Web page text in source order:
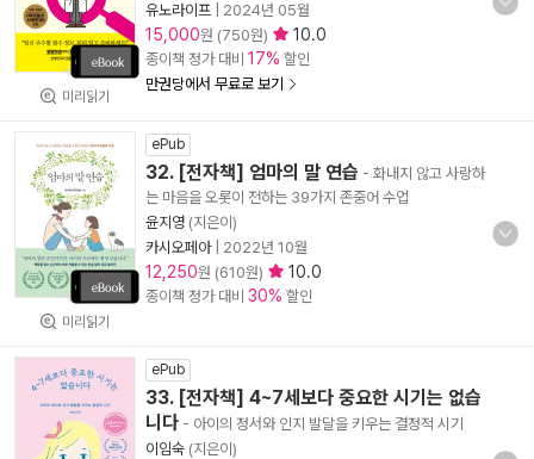
미리읽기
유노라이프
2024년 05월
15,000원 (750원) 10.0
종이책 정가 대비 17% 할인
만권당에서 무료로 보기
미리읽기
ePub
32. [전자책] 엄마의 말 연습 - 화내지 않고 사랑하
는 마음을 오롯이 전하는 39가지 존중어 수업
윤지영 (지은이)
카시오페아| 2022년 10월
12,250원 (610원) 10.0
종이책 정가 대비 30% 할인
ePub
33. [전자책] 4~7세보다 중요한 시기는 없습
니다 - 아이의 정서와 인지 발달을 키우는 결정적 시기
이임숙 (지은이)